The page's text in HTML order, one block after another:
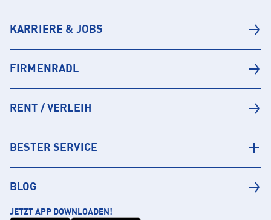
KARRIERE & JOBS
FIRMENRADL
RENT / VERLEIH
BESTER SERVICE
BLOG
JETZT APP DOWNLOADEN!